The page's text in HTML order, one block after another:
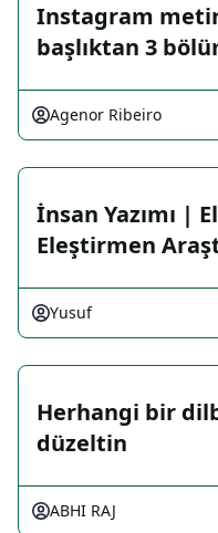
Instagram
başlıktan 3
Agenor Ribeiro
İnsan Yazımı |
Eleştirmen
Yusuf
Herhangi bir
düzeltin
ABHI RAJ